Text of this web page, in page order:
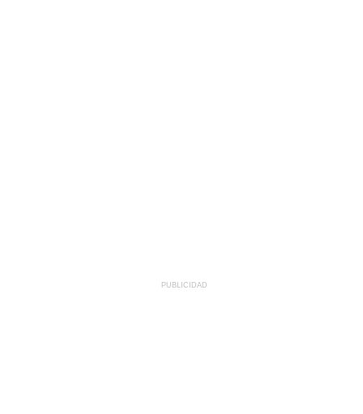
PUBLICIDAD